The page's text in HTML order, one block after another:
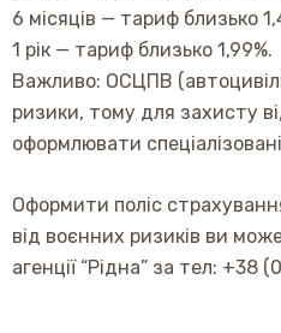
6 місяців — тариф близько
1 рік — тариф близько 1,99%.
Важливо: ОСЦПВ
ризики, тому для захисту
оформлювати
Оформити поліс
від воєнних ризиків ви
агенції “Рідна” за тел: